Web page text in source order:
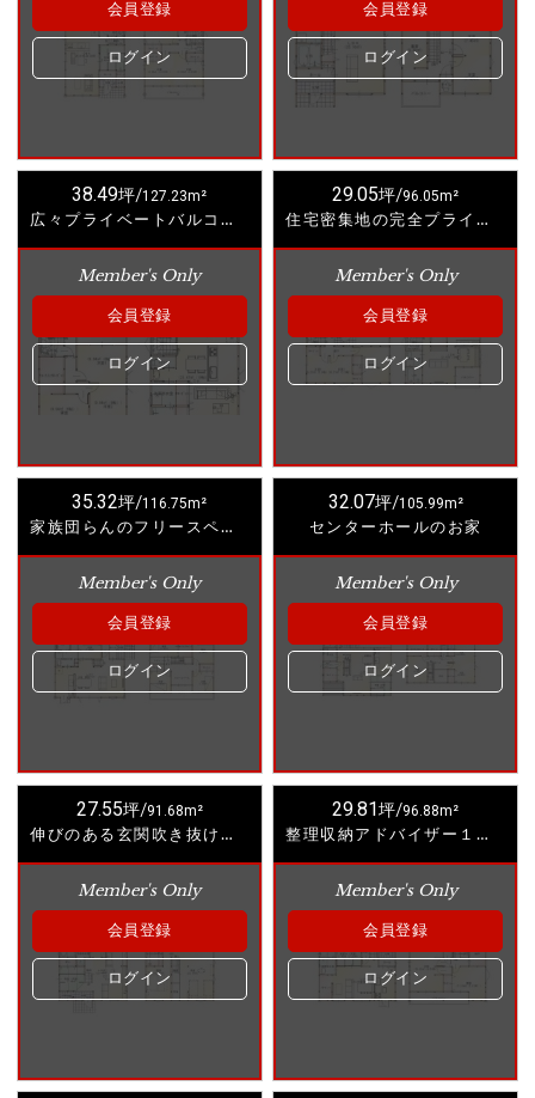
会員登録
ログイン
会員登録
ログイン
38.49坪/127.23m²
広々プライベートバルコニーのあるお家
Member's Only
会員登録
ログイン
29.05坪/96.05m²
住宅密集地の完全プライベートハウス
Member's Only
会員登録
ログイン
35.32坪/116.75m²
家族団らんのフリースペースのあるお家
Member's Only
会員登録
ログイン
32.07坪/105.99m²
センターホールのお家
Member's Only
会員登録
ログイン
27.55坪/91.68m²
伸びのある玄関吹き抜けのお家
Member's Only
会員登録
ログイン
29.81坪/96.88m²
整理収納アドバイザー１押しのお家
Member's Only
会員登録
ログイン